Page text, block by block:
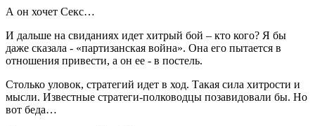
А он хочет Секс…
И дальше на свиданиях идет хитрый бой – кто кого? Я бы
даже сказала - «партизанская война». Она его пытается в
отношения привести, а он ее - в постель.
Столько уловок, стратегий идет в ход. Такая сила хитрости и
мысли. Известные стратеги-полководцы позавидовали бы. Но
вот беда…